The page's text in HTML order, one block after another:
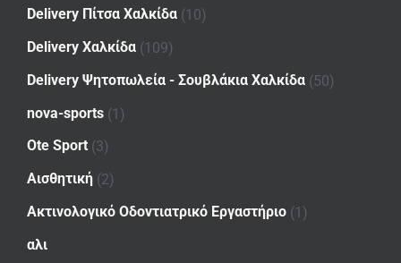
Delivery Πίτσα Χαλκίδα (10)
Delivery Χαλκίδα (109)
Delivery Ψητοπωλεία - Σουβλάκια Χαλκίδα (50)
nova-sports (1)
Ote Sport (3)
Αισθητική (2)
Ακτινολογικό Οδοντιατρικό Εργαστήριο (1)
αλι